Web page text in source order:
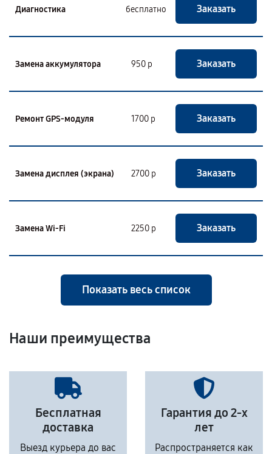
Диагностика бесплатно Заказать
Замена аккумулятора 950 р Заказать
Ремонт GPS-модуля 1700 р Заказать
Замена дисплея (экрана) 2700 р Заказать
Замена Wi-Fi 2250 р Заказать
Показать весь список
Наши преимущества
Бесплатная
доставка
Выезд курьера до вас
Гарантия до 2-х
лет
Распространяется как